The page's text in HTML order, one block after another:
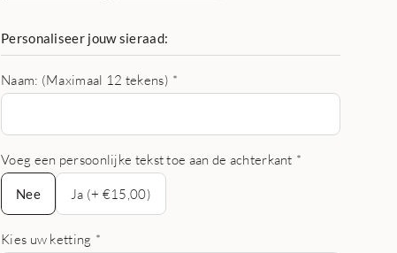
Personaliseer jouw sieraad:
Naam: (Maximaal 12 tekens) *
Voeg een persoonlijke tekst toe aan de achterkant *
Nee
Nee
Ja (+ €15,00)
Kies uw ketting *